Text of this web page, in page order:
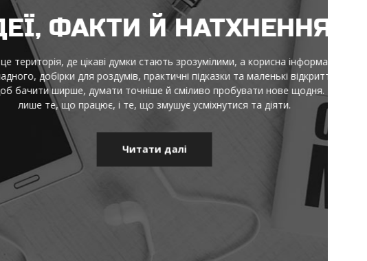
інформація не тоне в шумі. Тут
відкриття. Читай, порівнюй,
нове щодня. Без пафосу й моралей:
діяти.